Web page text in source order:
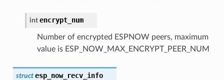
int encrypt_num
Number of encrypted ESPNOW peers, maximum
value is ESP_NOW_MAX_ENCRYPT_PEER_NUM
struct esp_now_recv_info